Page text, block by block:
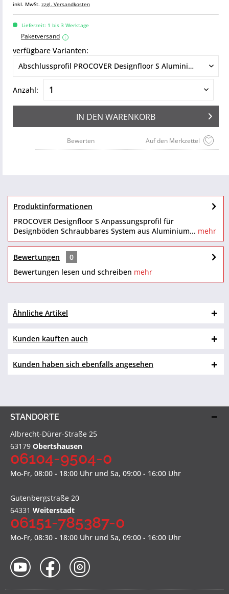
inkl. MwSt. zzgl. Versandkosten
Lieferzeit: 1 bis 3 Werktage
Paketversand i
verfügbare Varianten:
Anzahl:
IN DEN WARENKORB
Auf den Merkzettel
Bewerten
Produktinformationen
PROCOVER Designfloor S Anpassungsprofil für
Designböden Schraubbares System aus Aluminium... mehr
Bewertungen
0
Bewertungen lesen und schreiben mehr
Ähnliche Artikel
Kunden kauften auch
Kunden haben sich ebenfalls angesehen
STANDORTE
Albrecht-Dürer-Straße 25
63179 Obertshausen
06104-9504-0
Mo-Fr, 08:00 - 18:00 Uhr und Sa, 09:00 - 16:00 Uhr
Gutenbergstraße 20
64331 Weiterstadt
06151-785387-0
Mo-Fr, 08:30 - 18:00 Uhr und Sa, 09:00 - 16:00 Uhr